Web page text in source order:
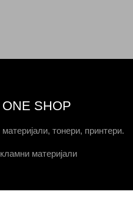
SHOP
тонери, принтери.
материјали